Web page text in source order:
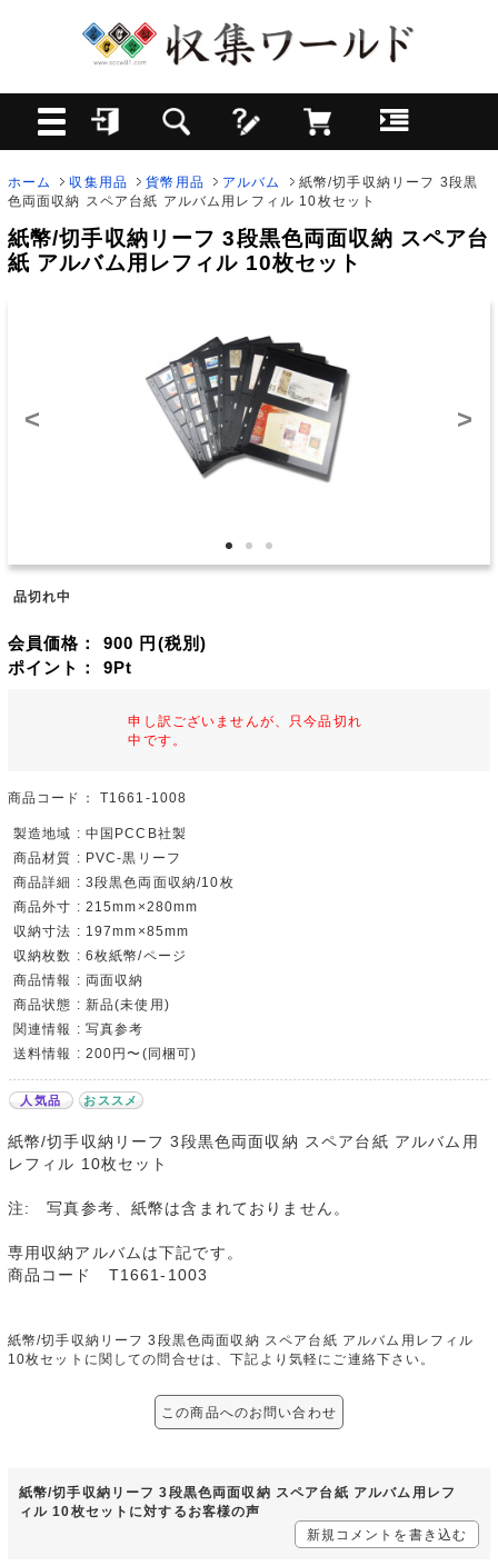
ホーム 収集用品 貨幣用品 アルバム
紙幣/切手収納リーフ 3段黒
色両面収納 スペア台紙 アルバム用レフィル 10枚セット
紙幣/切手収納リーフ 3段黒色両面収納 スペア台
紙 アルバム用レフィル 10枚セット
< >
品切れ中
会員価格： 900 円(税別)
ポイント： 9Pt
申し訳ございませんが、只今品切れ
中です。
商品コード： T1661-1008
製造地域 : 中国PCCB社製
商品材質 : PVC-黒リーフ
商品詳細 : 3段黒色両面収納/10枚
商品外寸 : 215mm×280mm
収納寸法 : 197mm×85mm
収納枚数 : 6枚紙幣/ページ
商品情報 : 両面収納
商品状態 : 新品(未使用)
関連情報 : 写真参考
送料情報 : 200円〜(同梱可)
人気品 おススメ
紙幣/切手収納リーフ 3段黒色両面収納 スペア台紙 アルバム用
レフィル 10枚セット
注: 写真参考、紙幣は含まれておりません。
専用収納アルバムは下記です。
商品コード T1661-1003
紙幣/切手収納リーフ 3段黒色両面収納 スペア台紙 アルバム用レフィル
10枚セットに関しての問合せは、下記より気軽にご連絡下さい。
この商品へのお問い合わせ
紙幣/切手収納リーフ 3段黒色両面収納 スペア台紙 アルバム用レフ
ィル 10枚セットに対するお客様の声
新規コメントを書き込む